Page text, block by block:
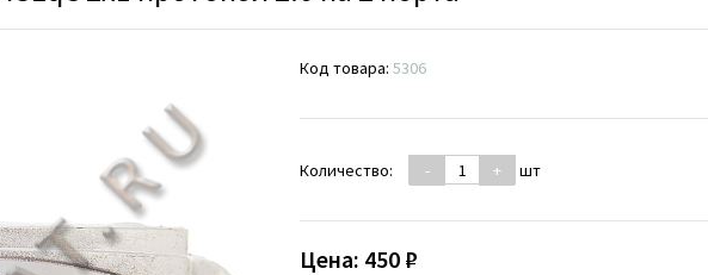
Код товара:5306
Количество: - + шт
Цена: 450 ₽